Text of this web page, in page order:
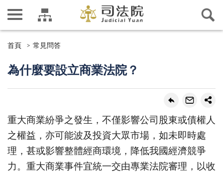
首頁 常見問答
為什麼要設立商業法院？
重大商業紛爭之發生，不僅影響公司股東或債權人
之權益，亦可能波及投資大眾市場，如未即時處
理，甚或影響整體經商環境，降低我國經濟競爭
力。重大商業事件宜統一交由專業法院審理，以收